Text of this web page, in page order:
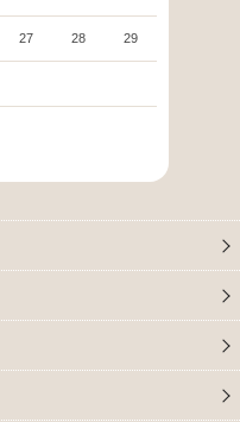
27 28 29